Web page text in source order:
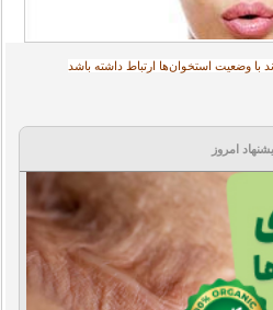
وضعيت استخوان‌ها ارتباط داشته باشد
امروز